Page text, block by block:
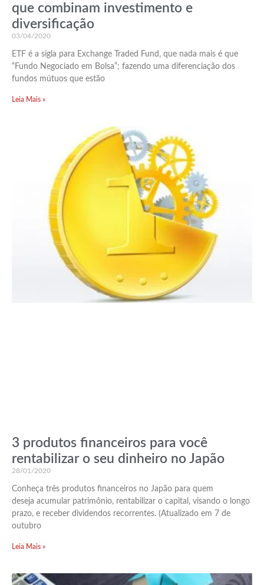
que combinam investimento e
diversificação
03/04/2020
ETF é a sigla para Exchange Traded Fund, que nada mais é que
“Fundo Negociado em Bolsa”; fazendo uma diferenciação dos
fundos mútuos que estão
Leia Mais »
3 produtos financeiros para você
rentabilizar o seu dinheiro no Japão
28/01/2020
Conheça três produtos financeiros no Japão para quem
deseja acumular patrimônio, rentabilizar o capital, visando o longo
prazo, e receber dividendos recorrentes. (Atualizado em 7 de
outubro
Leia Mais »